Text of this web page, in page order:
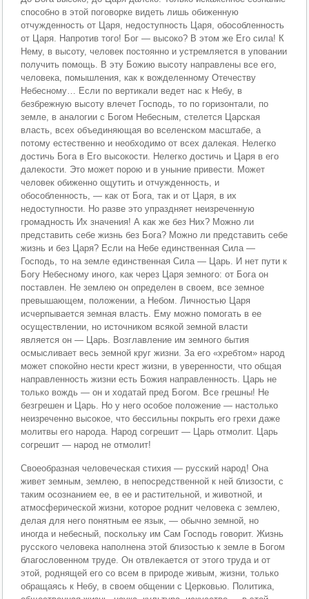
способно в этой поговорке видеть лишь обиженную
отчужденность от Царя, недоступность Царя, обособленность
от Царя. Напротив того! Бог — высоко? В этом же Его сила! К
Нему, в высоту, человек постоянно и устремляется в уповании
получить помощь. В эту Божию высоту направлены все его,
человека, помышления, как к вожделенному Отечеству
Небесному… Если по вертикали ведет нас к Небу, в
безбрежную высоту влечет Господь, то по горизонтали, по
земле, в аналогии с Богом Небесным, стелется Царская
власть, всех объединяющая во вселенском масштабе, а
потому естественно и необходимо от всех далекая. Нелегко
достичь Бога в Его высокости. Нелегко достичь и Царя в его
далекости. Это может порою и в уныние привести. Может
человек обиженно ощутить и отчужденность, и
обособленность, — как от Бога, так и от Царя, в их
недоступности. Но разве это упраздняет неизреченную
громадность Их значения! А как же без Них? Можно ли
представить себе жизнь без Бога? Можно ли представить себе
жизнь и без Царя? Если на Небе единственная Сила —
Господь, то на земле единственная Сила — Царь. И нет пути к
Богу Небесному иного, как через Царя земного: от Бога он
поставлен. Не землею он определен в своем, все земное
превышающем, положении, а Небом. Личностью Царя
исчерпывается земная власть. Ему можно помогать в ее
осуществлении, но источником всякой земной власти
является он — Царь. Возглавление им земного бытия
осмысливает весь земной круг жизни. За его «хребтом» народ
может спокойно нести крест жизни, в уверенности, что общая
направленность жизни есть Божия направленность. Царь не
только вождь — он и ходатай пред Богом. Все грешны! Не
безгрешен и Царь. Но у него особое положение — настолько
неизреченно высокое, что бессильны покрыть его грехи даже
молитвы его народа. Народ согрешит — Царь отмолит. Царь
согрешит — народ не отмолит!
Своеобразная человеческая стихия — русский народ! Она
живет земным, землею, в непосредственной к ней близости, с
таким осознанием ее, в ее и растительной, и животной, и
атмосферической жизни, которое роднит человека с землею,
делая для него понятным ее язык, — обычно земной, но
иногда и небесный, поскольку им Сам Господь говорит. Жизнь
русского человека наполнена этой близостью к земле в Богом
благословенном труде. Он отвлекается от этого труда и от
этой, роднящей его со всем в природе живым, жизни, только
обращаясь к Небу, в своем общении с Церковью. Политика,